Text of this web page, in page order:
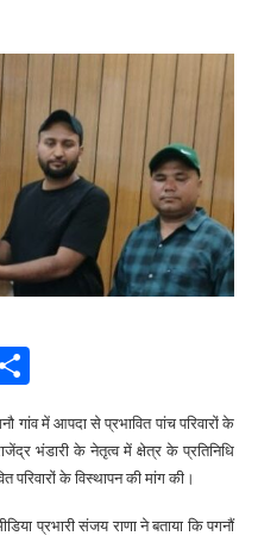
गांव में आपदा से प्रभावित पांच परिवारों के
भंडारी के नेतृत्व में क्षेत्र के प्रतिनिधि
परिवारों के विस्थापन की मांग की।
प्रभारी संजय राणा ने बताया कि पगनौं